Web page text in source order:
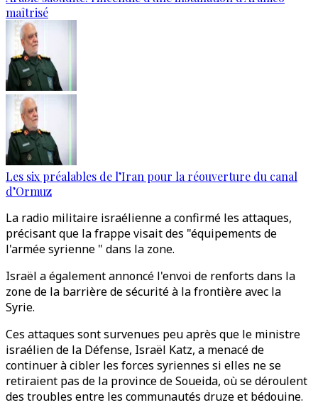
maîtrisé
Les six préalables de l’Iran pour la réouverture du canal
d’Ormuz
La radio militaire israélienne a confirmé les attaques,
précisant que la frappe visait des "équipements de
l'armée syrienne " dans la zone.
Israël a également annoncé l'envoi de renforts dans la
zone de la barrière de sécurité à la frontière avec la
Syrie.
Ces attaques sont survenues peu après que le ministre
israélien de la Défense, Israël Katz, a menacé de
continuer à cibler les forces syriennes si elles ne se
retiraient pas de la province de Soueida, où se déroulent
des troubles entre les communautés druze et bédouine.